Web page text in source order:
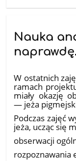
Nauka
W ostatnich
ramach
miały okazję
— jeża
Podczas zajęć
jeża, ucząc się
obserwacji
rozpoznawania